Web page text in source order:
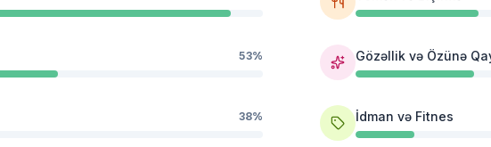
53%
38%
Gözəllik və Özünə
İdman və Fitnes